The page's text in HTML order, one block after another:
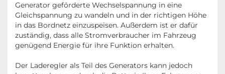
Generator geförderte Wechselspannung in eine
Gleichspannung zu wandeln und in der richtigen Höhe
in das Bordnetz einzuspeisen. Außerdem ist er dafür
zuständig, dass alle Stromverbraucher im Fahrzeug
genügend Energie für ihre Funktion erhalten.
Der Laderegler als Teil des Generators kann jedoch